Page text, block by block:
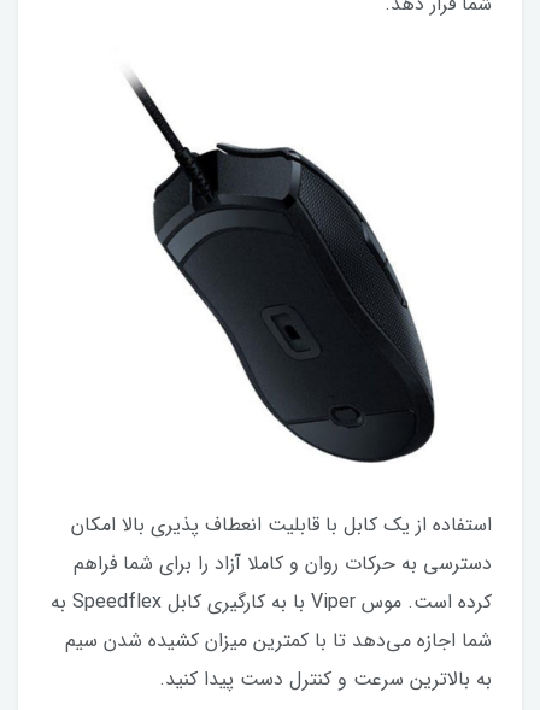
استفاده از یک کابل با قابلیت انعطاف پذیری بالا امکان
دسترسی به حرکات روان و کاملا آزاد را برای شما فراهم
کرده است. موس Viper با به کارگیری کابل Speedflex به
شما اجازه می‌دهد تا با کمترین میزان کشیده شدن سیم
به بالاترین سرعت و کنترل دست پیدا کنید.